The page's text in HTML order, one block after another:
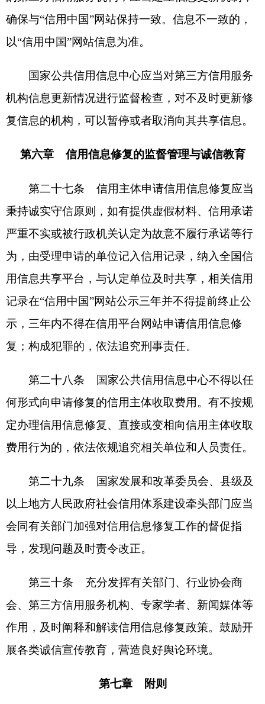
打印本页 关闭窗口
各县（市）网站 媒体
地州市政府 区政府部门
省区市政府 国家部委局
新公网安备65300102000007号 新ICP备2022000247号
政府网站标识码：6530000002 法律声明 关于我们